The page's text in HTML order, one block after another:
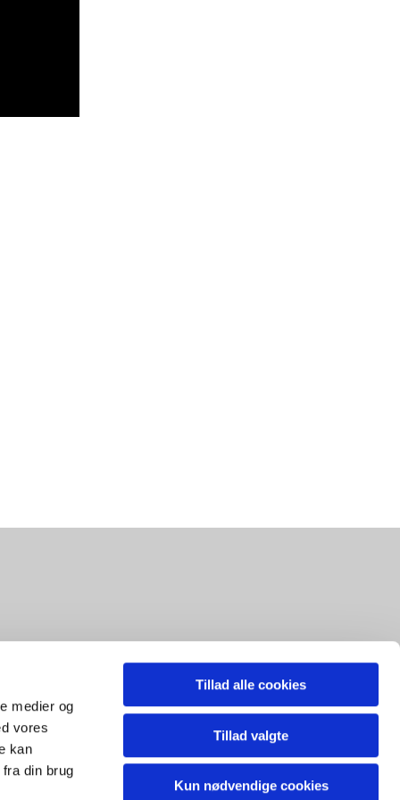
medier og
vores
kan
din brug
Tillad alle cookies
Tillad valgte
Kun nødvendige cookies